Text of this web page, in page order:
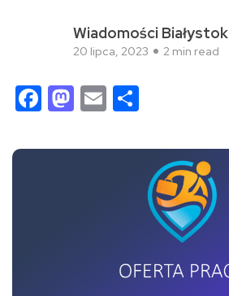
Wiadomości Białystok
20 lipca, 2023 2 min read
Facebook
Mastodon
Email